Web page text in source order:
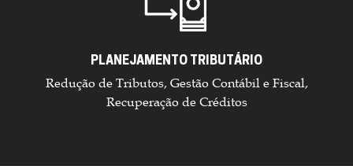
PLANEJAMENTO TRIBUTÁRIO
Redução de Tributos, Gestão Contábil e Fiscal,
Recuperação de Créditos